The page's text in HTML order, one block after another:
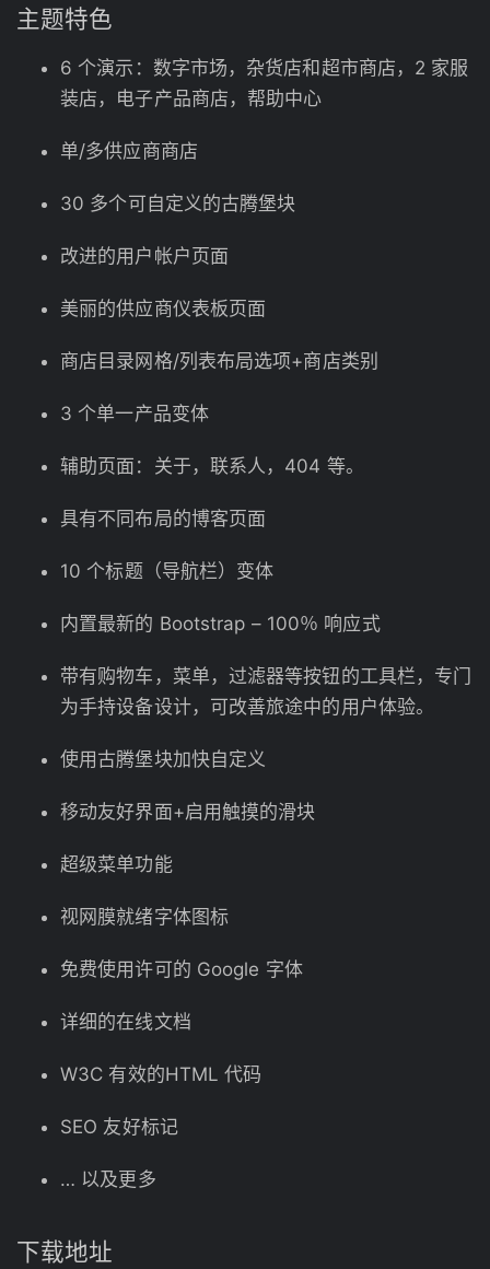
主题特色
6 个演示：数字市场，杂货店和超市商店，2 家服
装店，电子产品商店，帮助中心
单/多供应商商店
30 多个可自定义的古腾堡块
改进的用户帐户页面
美丽的供应商仪表板页面
商店目录网格/列表布局选项+商店类别
3 个单一产品变体
辅助页面：关于，联系人，404 等。
具有不同布局的博客页面
10 个标题（导航栏）变体
内置最新的 Bootstrap – 100％ 响应式
带有购物车，菜单，过滤器等按钮的工具栏，专门
为手持设备设计，可改善旅途中的用户体验。
使用古腾堡块加快自定义
移动友好界面+启用触摸的滑块
超级菜单功能
视网膜就绪字体图标
免费使用许可的 Google 字体
详细的在线文档
W3C 有效的HTML 代码
SEO 友好标记
… 以及更多
下载地址